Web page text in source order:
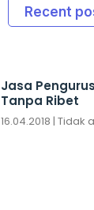
Recent
Jasa
Tanpa Ribet
16.04.2018 Tidak